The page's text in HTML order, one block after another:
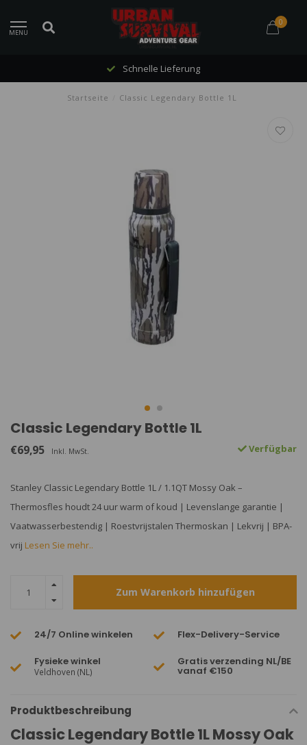
MENU
0
Schnelle Lieferung
Startseite Classic Legendary Bottle 1L
Classic Legendary Bottle 1L
€69,95 Inkl. MwSt. Verfügbar
Stanley Classic Legendary Bottle 1L / 1.1QT Mossy Oak –
Thermosfles houdt 24 uur warm of koud | Levenslange garantie |
Vaatwasserbestendig | Roestvrijstalen Thermoskan | Lekvrij | BPA-
vrij Lesen Sie mehr..
Zum Warenkorb hinzufügen
24/7 Online winkelen Flex-Delivery-Service
Fysieke winkel
Veldhoven (NL)
Gratis verzending NL/BE
vanaf €150
Produktbeschreibung
Classic Legendary Bottle 1L Mossy Oak